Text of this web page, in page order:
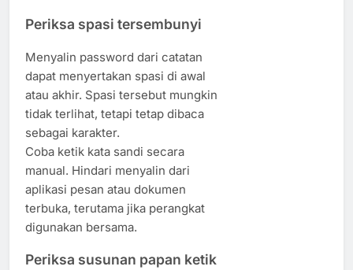
Periksa spasi tersembunyi
Menyalin password dari catatan
dapat menyertakan spasi di awal
atau akhir. Spasi tersebut mungkin
tidak terlihat, tetapi tetap dibaca
sebagai karakter.
Coba ketik kata sandi secara
manual. Hindari menyalin dari
aplikasi pesan atau dokumen
terbuka, terutama jika perangkat
digunakan bersama.
Periksa susunan papan ketik